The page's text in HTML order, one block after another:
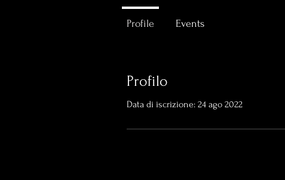
Profilo
Data di iscrizione: 24 ago 2022
Profile Events